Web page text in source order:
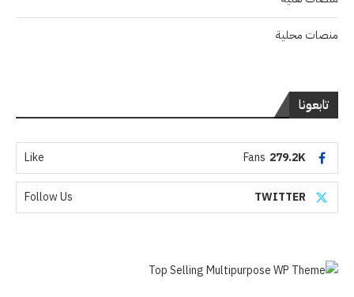
منصات محلية
تابعونا
279.2K
Fans
Like
TWITTER
Follow Us